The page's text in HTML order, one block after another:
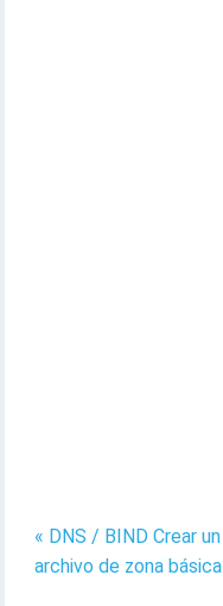
« DNS / BIND Crear un
archivo de zona básica